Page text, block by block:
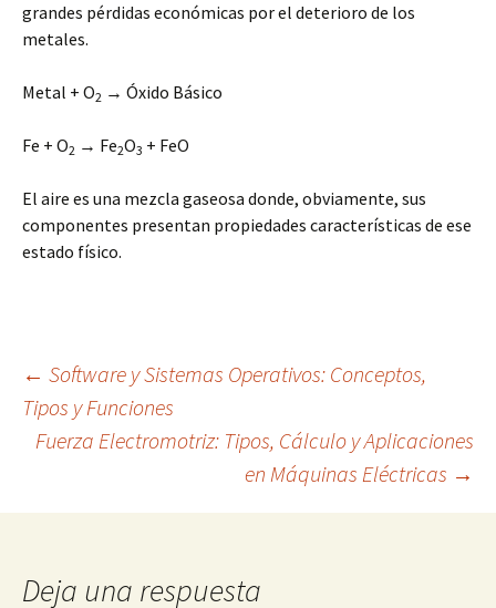
grandes pérdidas económicas por el deterioro de los
metales.
Metal + O2 → Óxido Básico
Fe + O2 → Fe2O3 + FeO
El aire es una mezcla gaseosa donde, obviamente, sus
componentes presentan propiedades características de ese
estado físico.
Navegación
de
entradas
← Software y Sistemas Operativos: Conceptos,
Tipos y Funciones
Fuerza Electromotriz: Tipos, Cálculo y Aplicaciones
en Máquinas Eléctricas →
Deja una respuesta